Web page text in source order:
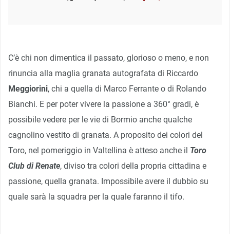
C’è chi non dimentica il passato, glorioso o meno, e non
rinuncia alla maglia granata autografata di Riccardo
Meggiorini, chi a quella di Marco Ferrante o di Rolando
Bianchi. E per poter vivere la passione a 360° gradi, è
possibile vedere per le vie di Bormio anche qualche
cagnolino vestito di granata. A proposito dei colori del
Toro, nel pomeriggio in Valtellina è atteso anche il Toro
Club di Renate, diviso tra colori della propria cittadina e
passione, quella granata. Impossibile avere il dubbio su
quale sarà la squadra per la quale faranno il tifo.